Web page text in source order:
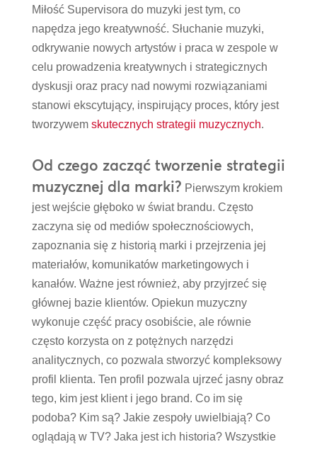
Miłość Supervisora do muzyki jest tym, co
napędza jego kreatywność. Słuchanie muzyki,
odkrywanie nowych artystów i praca w zespole w
celu prowadzenia kreatywnych i strategicznych
dyskusji oraz pracy nad nowymi rozwiązaniami
stanowi ekscytujący, inspirujący proces, który jest
tworzywem skutecznych strategii muzycznych.
Od czego zacząć tworzenie strategii
muzycznej dla marki? Pierwszym krokiem
jest wejście głęboko w świat brandu. Często
zaczyna się od mediów społecznościowych,
zapoznania się z historią marki i przejrzenia jej
materiałów, komunikatów marketingowych i
kanałów. Ważne jest również, aby przyjrzeć się
głównej bazie klientów. Opiekun muzyczny
wykonuje część pracy osobiście, ale równie
często korzysta on z potężnych narzędzi
analitycznych, co pozwala stworzyć kompleksowy
profil klienta. Ten profil pozwala ujrzeć jasny obraz
tego, kim jest klient i jego brand. Co im się
podoba? Kim są? Jakie zespoły uwielbiają? Co
oglądają w TV? Jaka jest ich historia? Wszystkie